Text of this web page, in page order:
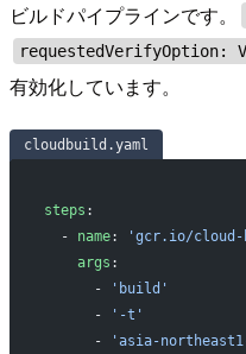
ビルドパイプラインです。
requestedVerifyOption:
有効化しています。
cloudbuild.yaml
steps :
  -
name:
'gcr.io/cloud-
    args
:
      -
'build'
      -
'-t'
      -
'asia-northeast1-